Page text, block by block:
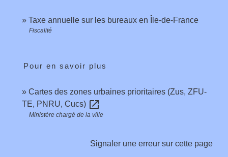
Taxe annuelle sur les bureaux en Île-de-France
Fiscalité
Pour en savoir plus
Cartes des zones urbaines prioritaires (Zus, ZFU-
TE, PNRU, Cucs) open_in_new
Ministère chargé de la ville
Signaler une erreur sur cette page